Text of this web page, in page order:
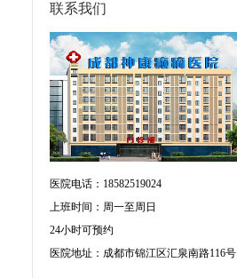
联系我们
医院电话：18582519024
上班时间：周一至周日
24小时可预约
医院地址：成都市锦江区汇泉南路116号